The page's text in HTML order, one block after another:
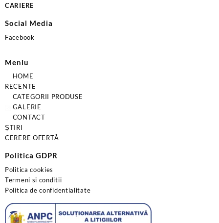
CARIERE
Social Media
Facebook
Meniu
HOME
RECENTE
CATEGORII PRODUSE
GALERIE
CONTACT
ȘTIRI
CERERE OFERTĂ
Politica GDPR
Politica cookies
Termeni si conditii
Politica de confidentialitate